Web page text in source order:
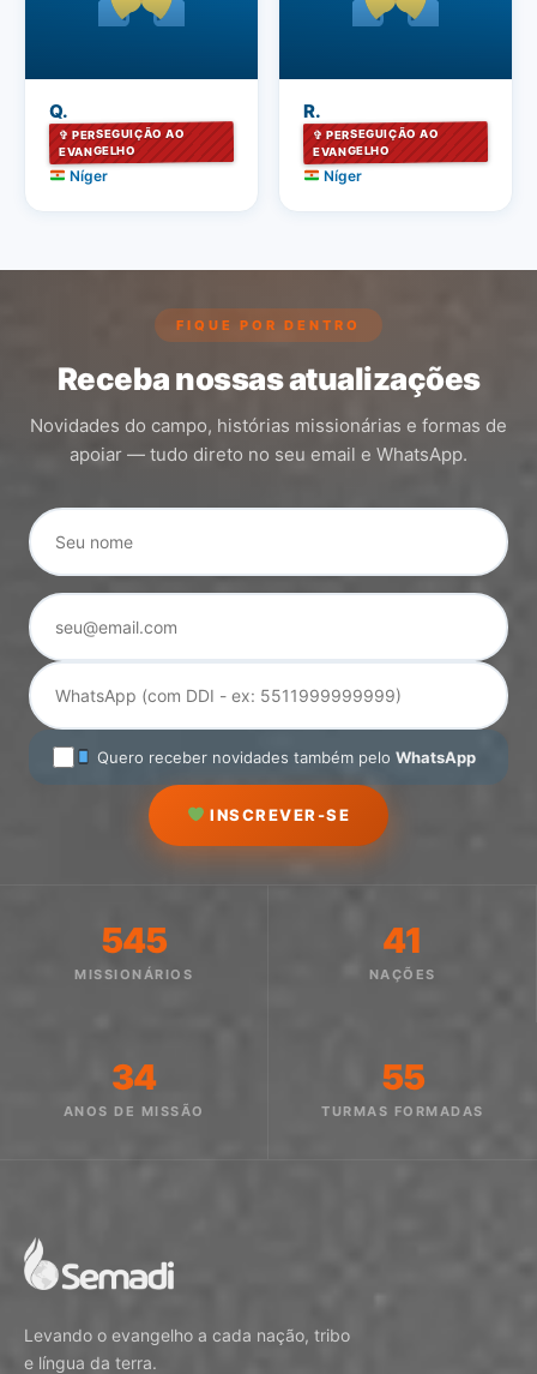
Q.
✞ PERSEGUIÇÃO AO
EVANGELHO
Níger
R.
✞ PERSEGUIÇÃO AO
EVANGELHO
Níger
FIQUE POR DENTRO
Receba nossas atualizações
Novidades do campo, histórias missionárias e formas de
apoiar — tudo direto no seu email e WhatsApp.
Quero receber novidades também pelo WhatsApp
INSCREVER-SE
545
MISSIONÁRIOS
41
NAÇÕES
34
ANOS DE MISSÃO
55
TURMAS FORMADAS
Levando o evangelho a cada nação, tribo
e língua da terra.